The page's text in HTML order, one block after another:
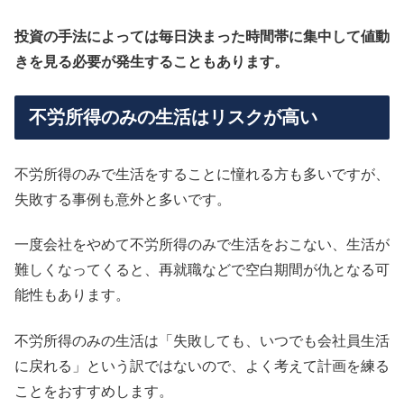
投資の手法によっては毎日決まった時間帯に集中して値動
きを見る必要が発生することもあります。
不労所得のみの生活はリスクが高い
不労所得のみで生活をすることに憧れる方も多いですが、
失敗する事例も意外と多いです。
一度会社をやめて不労所得のみで生活をおこない、生活が
難しくなってくると、再就職などで空白期間が仇となる可
能性もあります。
不労所得のみの生活は「失敗しても、いつでも会社員生活
に戻れる」という訳ではないので、よく考えて計画を練る
ことをおすすめします。